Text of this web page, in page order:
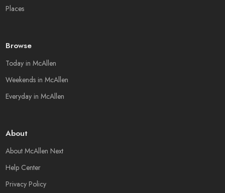
Places
Browse
Today in McAllen
Weekends in McAllen
Everyday in McAllen
About
About McAllen Next
Help Center
Privacy Policy